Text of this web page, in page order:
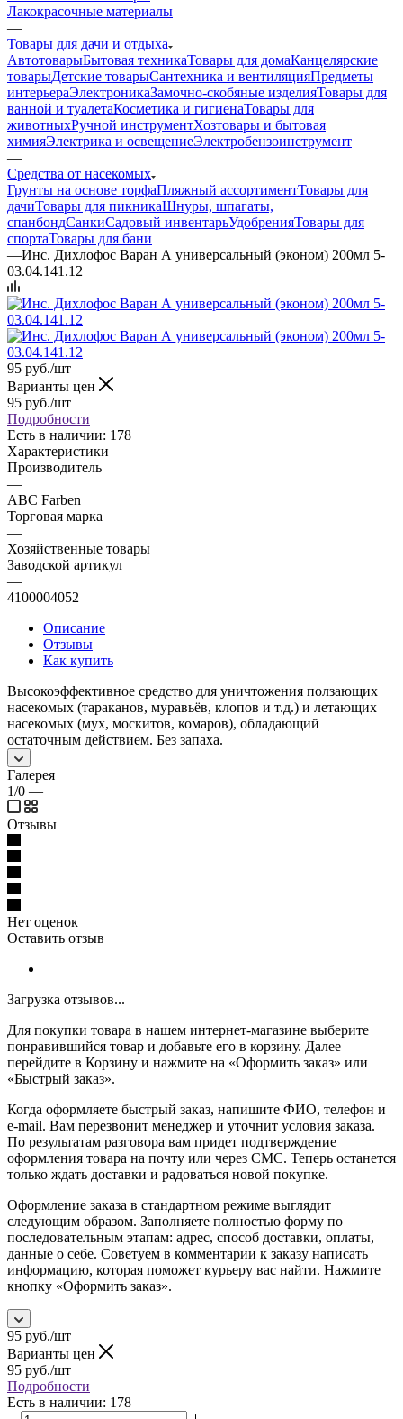
Лакокрасочные материалы
—
Товары для дачи и отдыха
АвтотоварыБытовая техникаТовары для домаКанцелярские
товарыДетские товарыСантехника и вентиляцияПредметы
интерьераЭлектроникаЗамочно-скобяные изделияТовары для
ванной и туалетаКосметика и гигиенаТовары для
животныхРучной инструментХозтовары и бытовая
химияЭлектрика и освещениеЭлектробензоинструмент
—
Средства от насекомых
Грунты на основе торфаПляжный ассортиментТовары для
дачиТовары для пикникаШнуры, шпагаты,
спанбондСанкиСадовый инвентарьУдобренияТовары для
спортаТовары для бани
—Инс. Дихлофос Варан А универсальный (эконом) 200мл 5-
03.04.141.12
95 руб./шт
Варианты цен
95 руб./шт
Подробности
Есть в наличии: 178
Характеристики
Производитель
—
ABC Farben
Торговая марка
—
Хозяйственные товары
Заводской артикул
—
4100004052
Описание
Отзывы
Как купить
Высокоэффективное средство для уничтожения ползающих
насекомых (тараканов, муравьёв, клопов и т.д.) и летающих
насекомых (мух, москитов, комаров), обладающий
остаточным действием. Без запаха.
Галерея
1/0 —
Отзывы
Нет оценок
Оставить отзыв
Загрузка отзывов...
Для покупки товара в нашем интернет-магазине выберите
понравившийся товар и добавьте его в корзину. Далее
перейдите в Корзину и нажмите на «Оформить заказ» или
«Быстрый заказ».
Когда оформляете быстрый заказ, напишите ФИО, телефон и
e-mail. Вам перезвонит менеджер и уточнит условия заказа.
По результатам разговора вам придет подтверждение
оформления товара на почту или через СМС. Теперь останется
только ждать доставки и радоваться новой покупке.
Оформление заказа в стандартном режиме выглядит
следующим образом. Заполняете полностью форму по
последовательным этапам: адрес, способ доставки, оплаты,
данные о себе. Советуем в комментарии к заказу написать
информацию, которая поможет курьеру вас найти. Нажмите
кнопку «Оформить заказ».
95 руб./шт
Варианты цен
95 руб./шт
Подробности
Есть в наличии: 178